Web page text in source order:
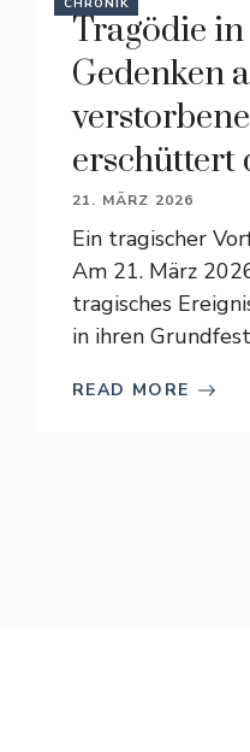
CHRONIK
Tragödie
Gedenken
erschüttert
21. MÄRZ 2026
Ein tragischer
Am 21. März
tragisches
in ihren
READ MORE